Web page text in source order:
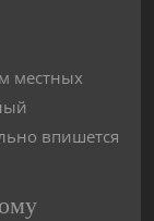
местных
впишется